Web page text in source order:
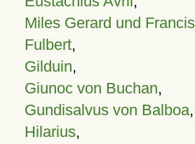
Miles Gerard und
Fulbert,
Gilduin,
Giunoc von Buchan,
Gundisalvus von Balboa,
Hilarius,